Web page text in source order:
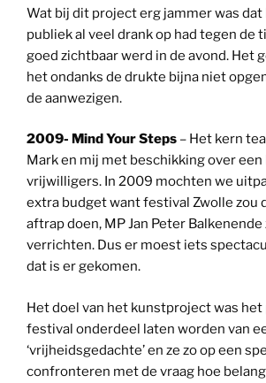
Wat bij dit project erg jammer was
publiek al veel drank op had tegen de
goed zichtbaar werd in de avond. Het
het ondanks de drukte bijna niet
de aanwezigen.
2009- Mind Your Steps – Het kern
Mark en mij met beschikking over
vrijwilligers. In 2009 mochten we
extra budget want festival Zwolle zou
aftrap doen, MP Jan Peter
verrichten. Dus er moest iets
dat is er gekomen.
Het doel van het kunstproject was
festival onderdeel laten worden van
‘vrijheidsgedachte’ en ze zo op een
confronteren met de vraag hoe